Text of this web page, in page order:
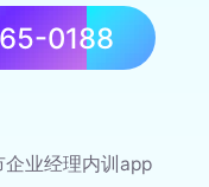
0188
企业经理内训app